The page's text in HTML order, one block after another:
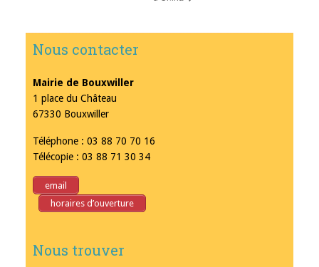
Nous contacter
Mairie de Bouxwiller
1 place du Château
67330 Bouxwiller
Téléphone : 03 88 70 70 16
Télécopie : 03 88 71 30 34
email
horaires d’ouverture
Nous trouver